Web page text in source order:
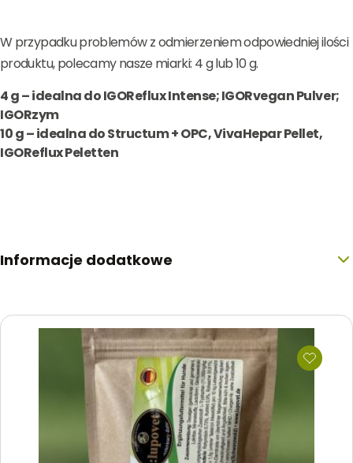
W przypadku problemów z odmierzeniem odpowiedniej ilości
produktu, polecamy nasze miarki: 4 g lub 10 g.
4 g – idealna do IGOReflux Intense; IGORvegan Pulver;
IGORzym
10 g – idealna doStructum + OPC, VivaHepar Pellet,
IGOReflux Peletten
Informacje dodatkowe